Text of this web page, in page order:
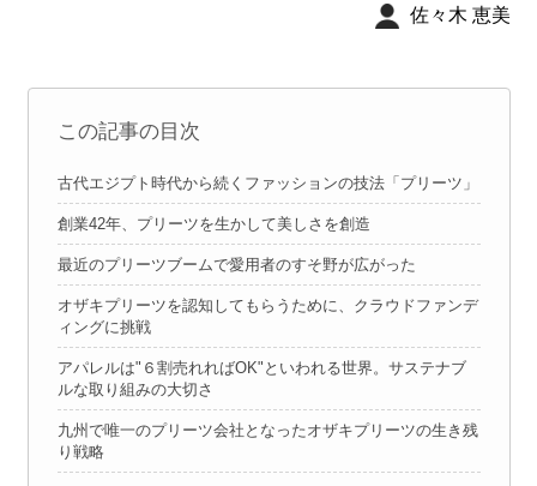
佐々木 恵美
この記事の目次
古代エジプト時代から続くファッションの技法「プリーツ」
創業42年、プリーツを生かして美しさを創造
最近のプリーツブームで愛用者のすそ野が広がった
オザキプリーツを認知してもらうために、クラウドファンデ
ィングに挑戦
アパレルは"６割売れればOK"といわれる世界。サステナブ
ルな取り組みの大切さ
九州で唯一のプリーツ会社となったオザキプリーツの生き残
り戦略